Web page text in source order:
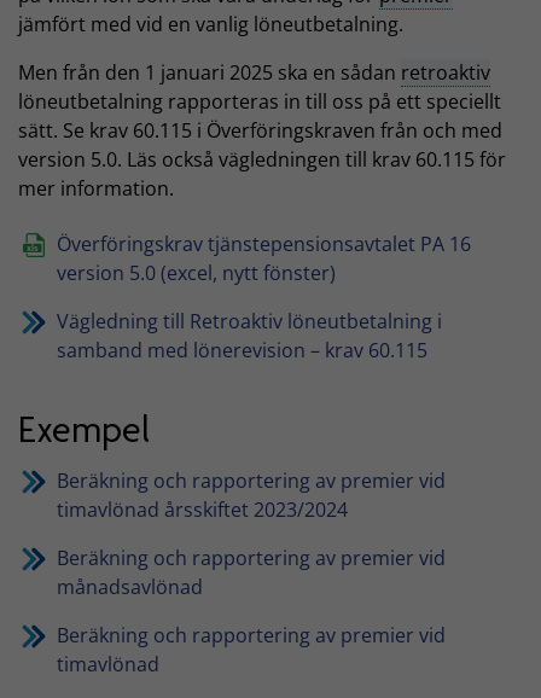
jämfört med vid en vanlig löneutbetalning.
Men från den 1 januari 2025 ska en sådan retroaktiv
löneutbetalning rapporteras in till oss på ett speciellt
sätt. Se krav 60.115 i Överföringskraven från och med
version 5.0. Läs också vägledningen till krav 60.115 för
mer information.
Överföringskrav tjänstepensionsavtalet PA 16
version 5.0 (excel, nytt fönster)
Vägledning till Retroaktiv löneutbetalning i
samband med lönerevision – krav 60.115
Exempel
Beräkning och rapportering av premier vid
timavlönad årsskiftet 2023/2024
Beräkning och rapportering av premier vid
månadsavlönad
Beräkning och rapportering av premier vid
timavlönad